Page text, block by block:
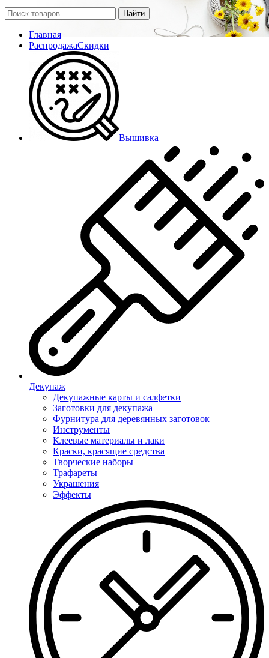
Найти
Главная
РаспродажаСкидки
Вышивка
Декупаж
Декупажные карты и салфетки
Заготовки для декупажа
Фурнитура для деревянных заготовок
Инструменты
Клеевые материалы и лаки
Краски, красящие средства
Творческие наборы
Трафареты
Украшения
Эффекты